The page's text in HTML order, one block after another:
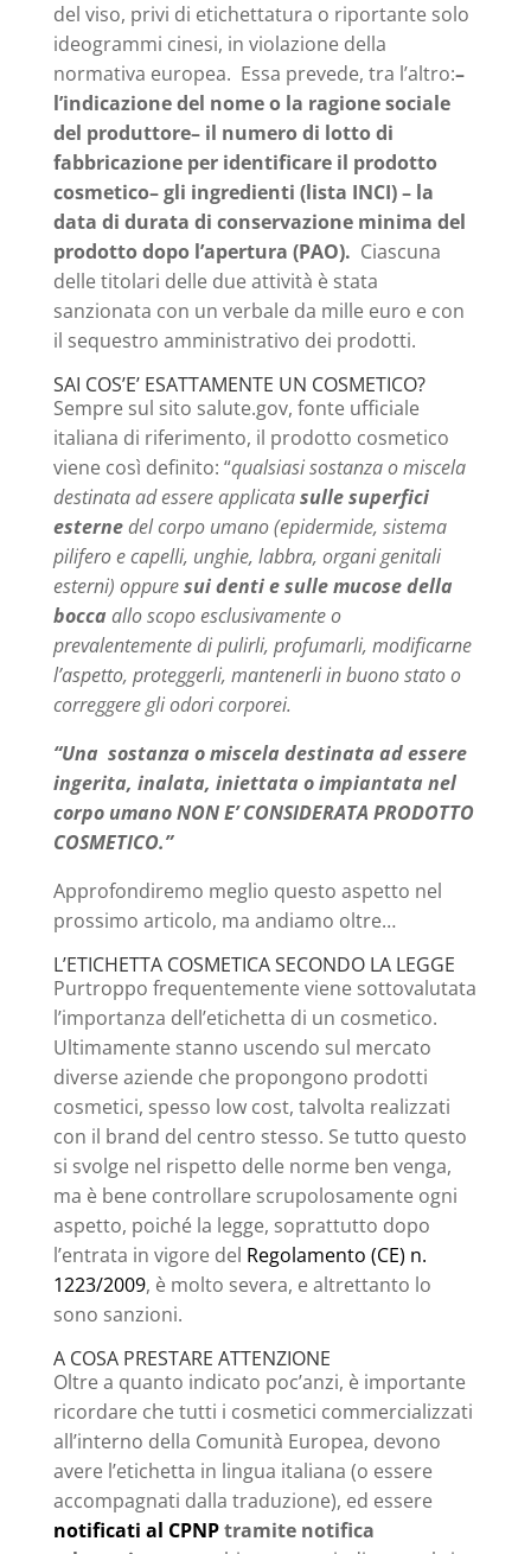
del viso, privi di etichettatura o riportante solo
ideogrammi cinesi, in violazione della
normativa europea. Essa prevede, tra l’altro:–
l’indicazione del nome o la ragione sociale
del produttore– il numero di lotto di
fabbricazione per identificare il prodotto
cosmetico– gli ingredienti (lista INCI)– la
data di durata di conservazione minima del
prodotto dopo l’apertura (PAO). Ciascuna
delle titolari delle due attività è stata
sanzionata con un verbale da mille euro e con
il sequestro amministrativo dei prodotti.
SAI COS’E’ ESATTAMENTE UN COSMETICO?
Sempre sul sito salute.gov, fonte ufficiale
italiana di riferimento, il prodotto cosmetico
viene così definito: “qualsiasi sostanza o miscela
destinata ad essere applicatasulle superfici
esternedel corpo umano (epidermide, sistema
pilifero e capelli, unghie, labbra, organi genitali
esterni) oppuresui denti e sulle mucose della
bocca allo scopo esclusivamente o
prevalentemente di pulirli, profumarli, modificarne
l’aspetto, proteggerli, mantenerli in buono stato o
correggere gli odori corporei.
“Una sostanza o miscela destinata ad essere
ingerita, inalata, iniettata o impiantata nel
corpo umano NON E’ CONSIDERATA PRODOTTO
COSMETICO.”
Approfondiremo meglio questo aspetto nel
prossimo articolo, ma andiamo oltre…
L’ETICHETTA COSMETICA SECONDO LA LEGGE
Purtroppo frequentemente viene sottovalutata
l’importanza dell’etichetta di un cosmetico.
Ultimamente stanno uscendo sul mercato
diverse aziende che propongono prodotti
cosmetici, spesso low cost, talvolta realizzati
con il brand del centro stesso. Se tutto questo
si svolge nel rispetto delle norme ben venga,
ma è bene controllare scrupolosamente ogni
aspetto, poiché la legge, soprattutto dopo
l’entrata in vigore del Regolamento (CE) n.
1223/2009, è molto severa, e altrettanto lo
sono sanzioni.
A COSA PRESTARE ATTENZIONE
Oltre a quanto indicato poc’anzi, è importante
ricordare che tutti i cosmetici commercializzati
all’interno della Comunità Europea, devono
avere l’etichetta in lingua italiana (o essere
accompagnati dalla traduzione), ed essere
notificati al CPNPtramite notifica